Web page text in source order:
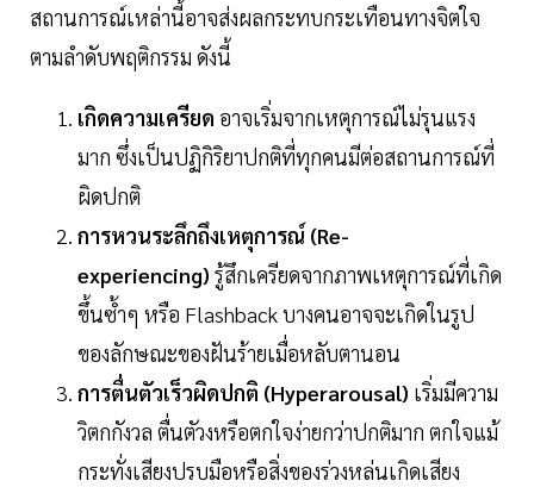
สถานการณ์เหล่านี้อาจส่งผลกระทบกระเทือนทางจิตใจ
ตามลำดับพฤติกรรม ดังนี้
เกิดความเครียด อาจเริ่มจากเหตุการณ์ไม่รุนแรง
มาก ซึ่งเป็นปฏิกิริยาปกติที่ทุกคนมีต่อสถานการณ์ที่
ผิดปกติ
การหวนระลึกถึงเหตุการณ์ (Re-
experiencing) รู้สึกเครียดจากภาพเหตุการณ์ที่เกิด
ขึ้นซ้ำๆ หรือ Flashback บางคนอาจจะเกิดในรูป
ของลักษณะของฝันร้ายเมื่อหลับตานอน
การตื่นตัวเร็วผิดปกติ (Hyperarousal) เริ่มมีความ
วิตกกังวล ตื่นตัวงหรือตกใจง่ายกว่าปกติมาก ตกใจแม้
กระทั่งเสียงปรบมือหรือสิ่งของร่วงหล่นเกิดเสียง